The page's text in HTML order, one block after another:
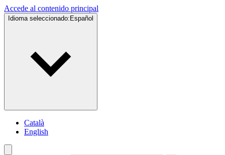
Accede al contenido principal
Idioma seleccionado: Español
Català
English